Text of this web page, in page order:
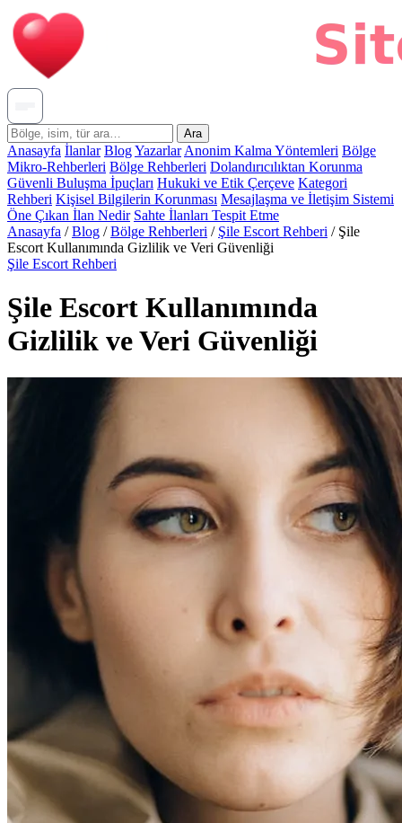
Ara
Anasayfa İlanlar BlogYazarlar Anonim Kalma Yöntemleri Bölge
Mikro-Rehberleri Bölge Rehberleri Dolandırıcılıktan Korunma
Güvenli Buluşma İpuçları Hukuki ve Etik Çerçeve Kategori
Rehberi Kişisel Bilgilerin Korunması Mesajlaşma ve İletişim Sistemi
Öne Çıkan İlan Nedir Sahte İlanları Tespit Etme
Anasayfa / Blog / Bölge Rehberleri / Şile Escort Rehberi / Şile
Escort Kullanımında Gizlilik ve Veri Güvenliği
Şile Escort Rehberi
Şile Escort Kullanımında
Gizlilik ve Veri Güvenliği